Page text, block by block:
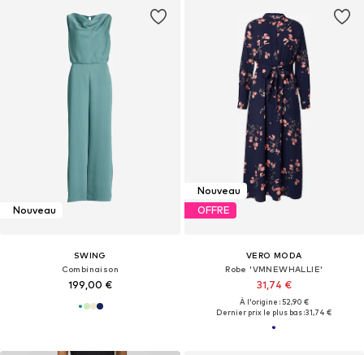
Nouveau
SWING
Combinaison
199,00 €
Nouveau
OFFRE
VERO MODA
Robe 'VMNEWHALLIE'
31,74 €
À l'origine : 52,90 €
Dernier prix le plus bas :31,74 €